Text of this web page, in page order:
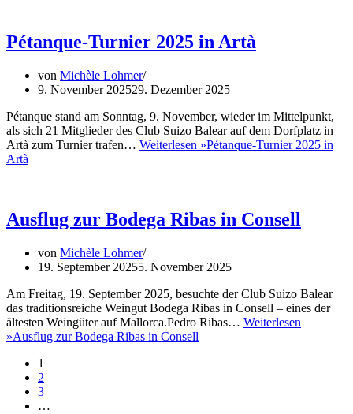
Pétanque-Turnier 2025 in Artà
von Michèle Lohmer
9. November 202529. Dezember 2025
Pétanque stand am Sonntag, 9. November, wieder im Mittelpunkt,
als sich 21 Mitglieder des Club Suizo Balear auf dem Dorfplatz in
Artà zum Turnier trafen… Weiterlesen »Pétanque-Turnier 2025 in
Artà
Ausflug zur Bodega Ribas in Consell
von Michèle Lohmer
19. September 20255. November 2025
Am Freitag, 19. September 2025, besuchte der Club Suizo Balear
das traditionsreiche Weingut Bodega Ribas in Consell – eines der
ältesten Weingüter auf Mallorca.Pedro Ribas… Weiterlesen
»Ausflug zur Bodega Ribas in Consell
1
2
3
…